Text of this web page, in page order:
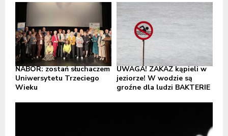
NABÓR: zostań słuchaczem
Uniwersytetu Trzeciego
Wieku
UWAGA! ZAKAZ kąpieli w
jeziorze! W wodzie są
groźne dla ludzi BAKTERIE